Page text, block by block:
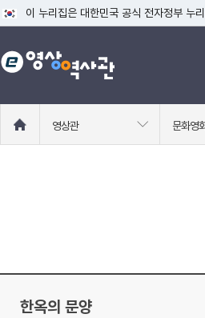
이 누리집은 대한민국 공식 전자정부 누
공식 누리집 주소 확인하기
go.kr 주소를 사용하는 누리집은 대한민
로
영상관 문화영
한옥의 문양